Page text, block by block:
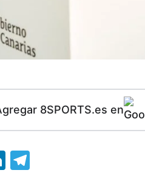
8SPORTS.es en
LinkedIn